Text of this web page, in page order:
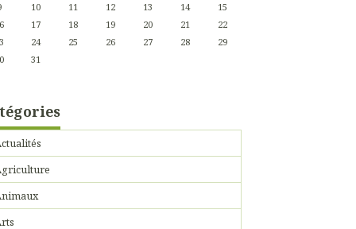
10 11 12 13 14
15
17 18 19 20 21
22
24 25 26 27 28
29
31